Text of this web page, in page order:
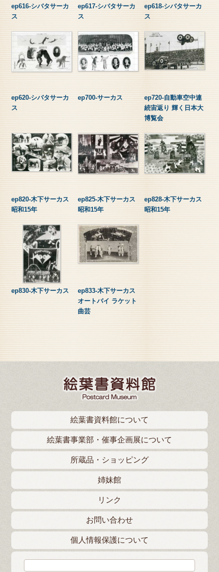
ep616-シバタサーカ
ス
ep617-シバタサーカ
ス
ep618-シバタサーカ
ス
ep620-シバタサーカ
ス
ep700-サーカス
ep720-自動車空中連
続宙返り 輝く日本大
博覧会
ep820-木下サーカス
昭和15年
ep825-木下サーカス
昭和15年
ep828-木下サーカス
昭和15年
ep830-木下サーカス
ep833-木下サーカス
オートバイ ラケット
曲芸
絵葉書資料館について
絵葉書事業部・催事企画展について
所蔵品・ショッピング
姉妹館
リンク
お問い合わせ
個人情報保護について